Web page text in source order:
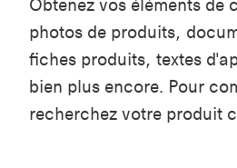
Obtenez vos éléments de
photos de produits,
fiches produits, textes
bien plus encore. Pour
recherchez votre produit